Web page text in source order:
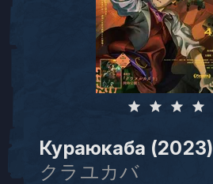
Кураюкаба (2023)
クラユカバ